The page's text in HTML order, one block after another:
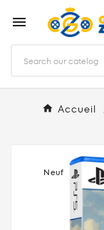

Accueil
Neuf